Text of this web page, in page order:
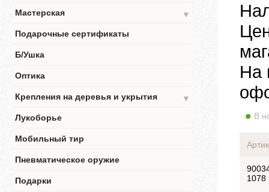
Мастерская
▼
Подарочные сертификаты
Б/Ушка
Оптика
Крепления на деревья и укрытия
▼
Лукоборье
Мобильный тир
Пневматическое оружие
Подарки
На
В
1078